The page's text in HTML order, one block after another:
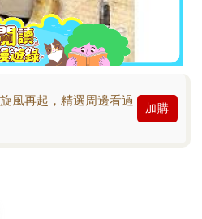
風再起，精選周邊看過
加購